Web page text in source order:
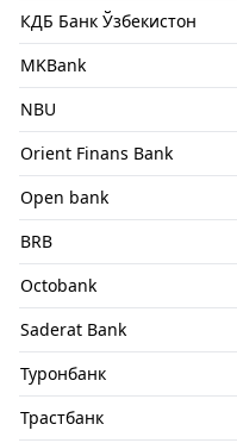
КДБ Банк Ўзбекистон
MKBank
NBU
Orient Finans Bank
Open bank
BRB
Octobank
Saderat Bank
Туронбанк
Трастбанк